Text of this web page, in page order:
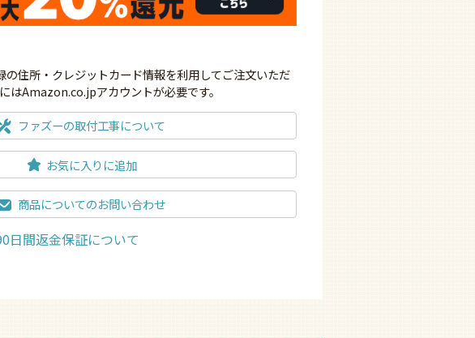
住所・クレジットカード情報を利用してご注文いただ
はAmazon.co.jpアカウントが必要です。
ファズーの取付工事について
お気に入りに追加
商品についてのお問い合わせ
日間返金保証について